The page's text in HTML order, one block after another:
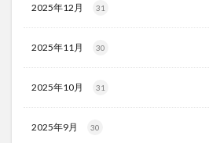
2025年12月 31
2025年11月 30
2025年10月 31
2025年9月 30